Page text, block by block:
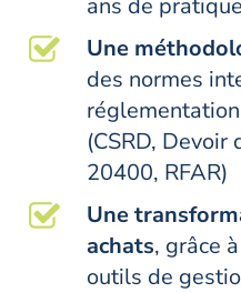
Une
des normes
(CSRD, Devoir
20400, RFAR)
Une
achats, grâce
outils de